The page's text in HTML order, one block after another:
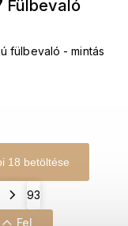
Fülbevaló
fülbevaló - mintás
18 betöltése
93
Fel